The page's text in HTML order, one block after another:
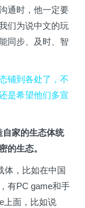
通时，他一定要
们为说中文的玩
同步、及时、智
铺到各处了，不
是希望他们多宣
家的生态体统
的生态。
体，比如在中国
有PC game和手
上面，比如说